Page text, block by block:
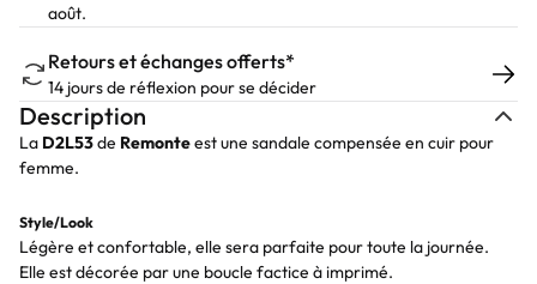
août.
Retours et échanges offerts*
14 jours de réflexion pour se décider
Description
La D2L53de Remonteest une sandale compensée en cuir pour
femme.
Style/Look
Légère et confortable, elle sera parfaite pour toute la journée.
Elle est décorée par une boucle factice à imprimé.